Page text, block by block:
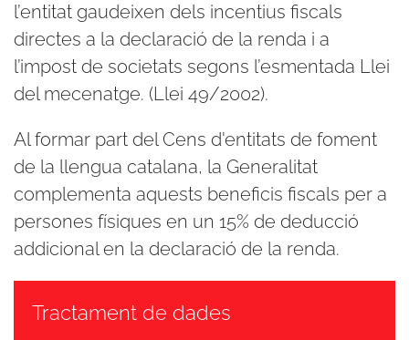
l’entitat gaudeixen dels incentius fiscals
directes a la declaració de la renda i a
l’impost de societats segons l’esmentada Llei
del mecenatge. (Llei 49/2002).
Al formar part del Cens d'entitats de foment
de la llengua catalana, la Generalitat
complementa aquests beneficis fiscals per a
persones físiques en un 15% de deducció
addicional en la declaració de la renda.
Tractament de dades